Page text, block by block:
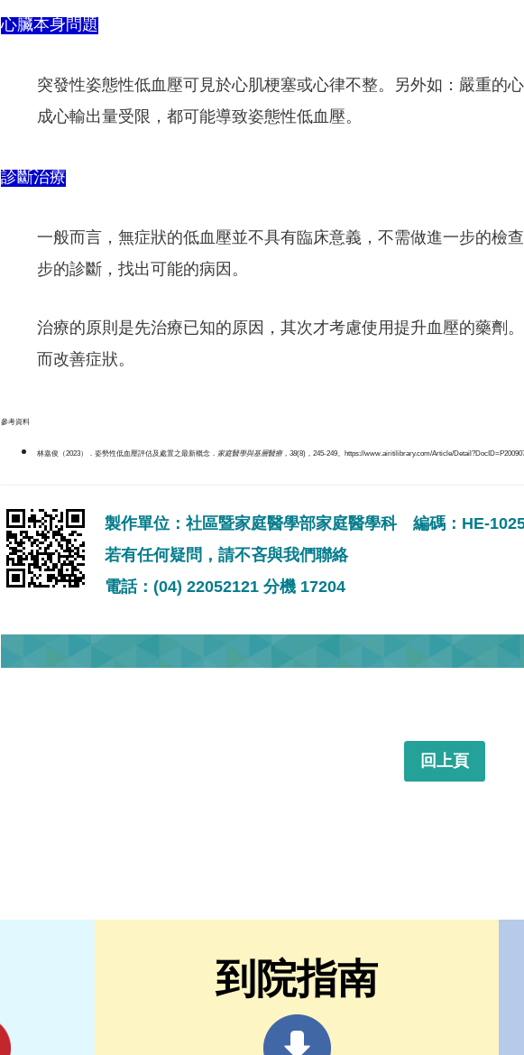
心臟本身問題
突發性姿態性低血壓 可見於心肌梗塞或心律不整。另外如：嚴重的
成心輸出量受限，都可能導致姿態性低血壓。
診斷治療
一般而言，無症狀的低血壓並不具有臨床意義，不需做進一步的檢
步的診斷，找出可能的病因。
治療的原則是先治療已知的原因，其次才考慮使用提升血壓的藥劑
而改善症狀。
參考資料
林嘉俊（2023）．姿勢性低血壓評估及處置之最新概念． 家庭醫學與基層醫療， 38(8)，245-249。https://www.airitilibrary.com/Article/
製作單位：社區暨家庭醫學部家庭醫學科 編碼：HE-
若有任何疑問，請不吝與我們聯絡
電話：(04) 22052121 分機 17204
回上頁
到院指南